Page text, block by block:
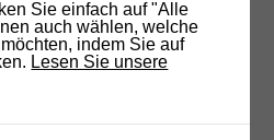
in Medicina (BO)
Sie einfach auf "Alle
auch wählen, welche
indem Sie auf
Lesen Sie unsere